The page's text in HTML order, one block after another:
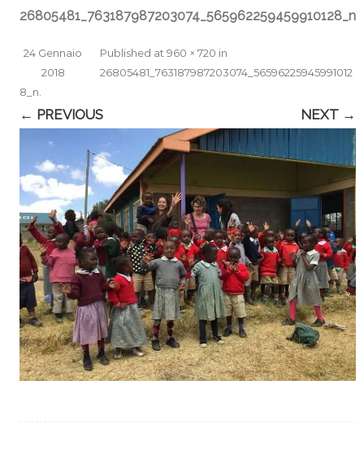
26805481_763187987203074_565962259459910128_n
Published
24 Gennaio
2018
at 960 × 720 in
26805481_763187987203074_56596225945991012
8_n
← PREVIOUS NEXT →